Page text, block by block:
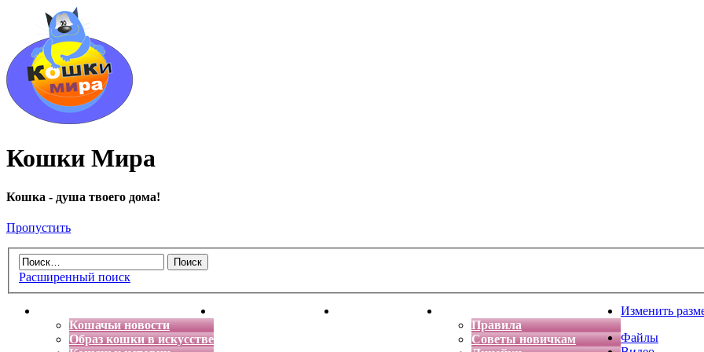
Кошки Мира
Кошка - душа твоего дома!
Пропустить
Расширенный поиск
Кошачьи новости
Образ кошки в искусстве
Энциклопедия кошек Детская фантазия
Правила
Советы новичкам
Изменить
Файлы